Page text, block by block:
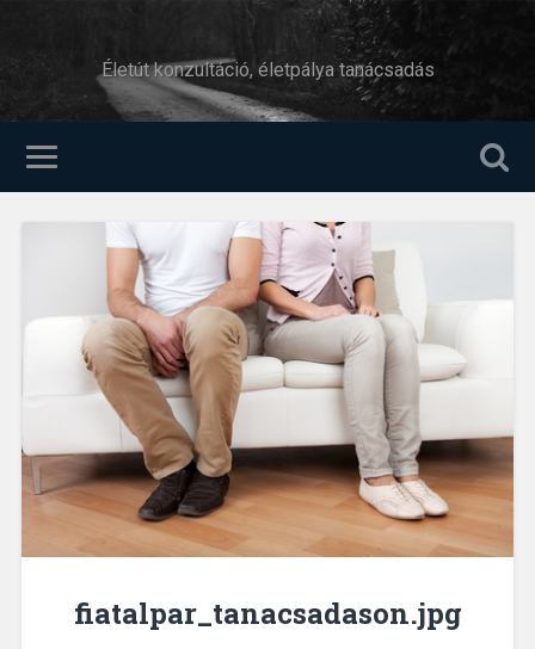
Életút konzultáció, életpálya tanácsadás
fiatalpar_tanacsadason.jpg